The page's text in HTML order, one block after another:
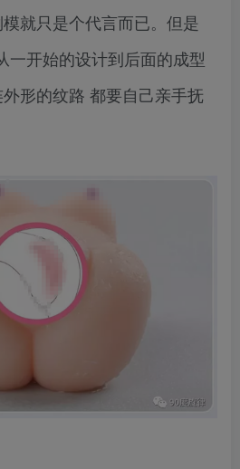
就只是个代言而已。但是
一开始的设计到后面的成型
形的纹路 都要自己亲手抚